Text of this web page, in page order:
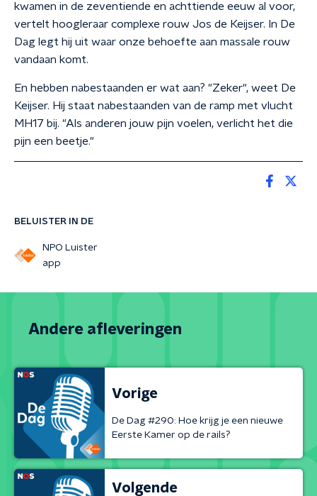
BELUISTER IN DE
NPO Luister
app
kwamen in de zeventiende en achttiende eeuw al voor,
vertelt hoogleraar complexe rouw Jos de Keijser. In De
Dag legt hij uit waar onze behoefte aan massale rouw
vandaan komt.
En hebben nabestaanden er wat aan? "Zeker", weet De
Keijser. Hij staat nabestaanden van de ramp met vlucht
MH17 bij. "Als anderen jouw pijn voelen, verlicht het die
pijn een beetje."
Andere afleveringen
Vorige
De Dag #290: Hoe krijg je een nieuwe
Eerste Kamer op de rails?
Volgende